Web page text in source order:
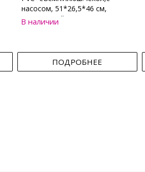
насосом, 51*26,5*46 см,
Коричневый
В наличии
ПОДРОБНЕЕ